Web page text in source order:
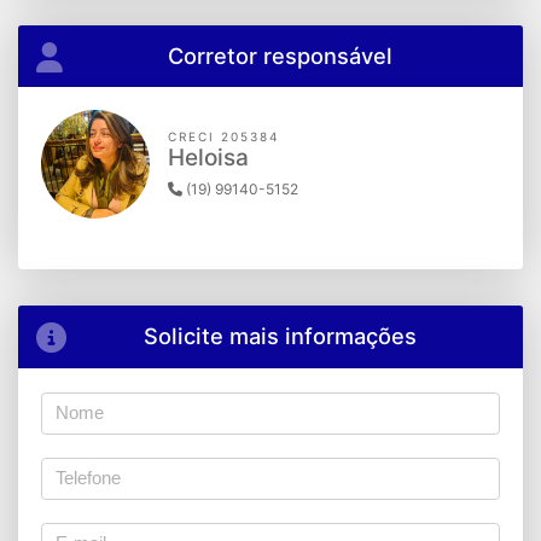
Corretor responsável
CRECI 205384
Heloisa
(19) 99140-5152
Solicite mais informações